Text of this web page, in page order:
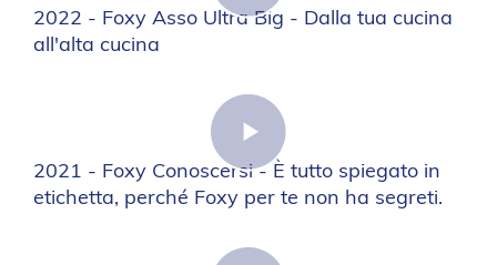
2022 - Foxy Asso Ultra Big - Dalla tua cucina
all'alta cucina
2021 - Foxy Conoscersi - È tutto spiegato in
etichetta, perché Foxy per te non ha segreti.